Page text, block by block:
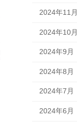
2024年11月
2024年10月
2024年9月
2024年8月
2024年7月
2024年6月